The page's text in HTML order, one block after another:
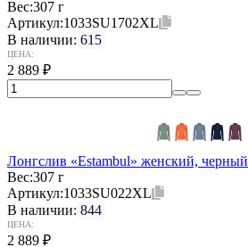
Вес:307 г
Артикул:1033SU1702XL
В наличии: 615
ЦЕНА:
2 889 ₽
Лонгслив «Estambul» женский, черный
Вес:307 г
Артикул:1033SU022XL
В наличии: 844
ЦЕНА:
2 889 ₽